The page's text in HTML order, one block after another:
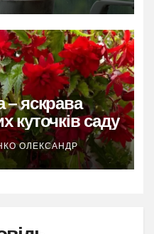
– яскрава
куточків саду
ОЛЕКСАНДР